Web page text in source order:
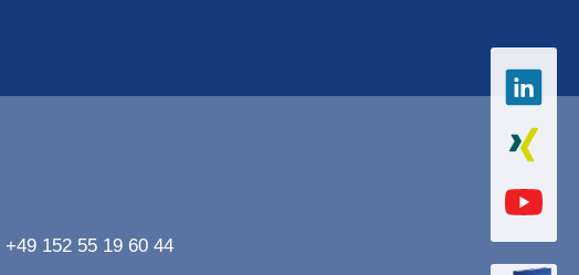
+49 152 55 19 60 44